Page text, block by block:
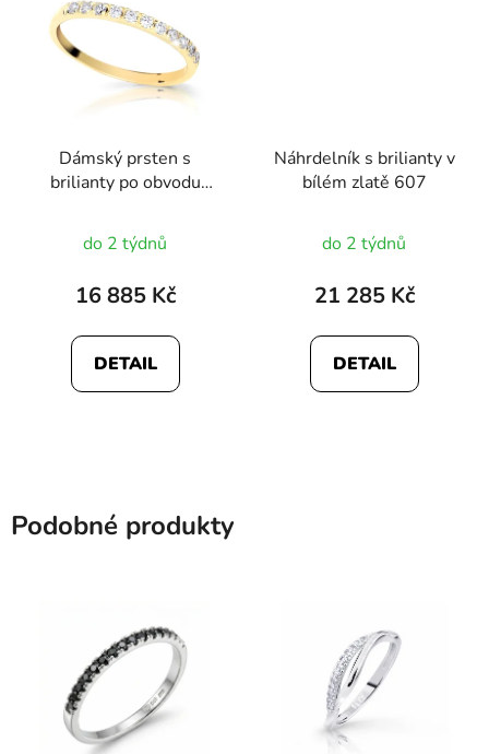
Dámský prsten s
brilianty po obvodu
do 2 týdnů
16 885 Kč
DETAIL
Náhrdelník s brilianty v
bílém zlatě 607
do 2 týdnů
21 285 Kč
DETAIL
Podobné produkty